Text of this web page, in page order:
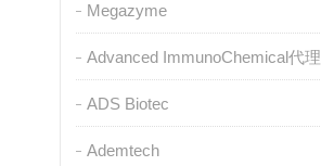
Megazyme
Advanced ImmunoChemical代理
ADS Biotec
Ademtech